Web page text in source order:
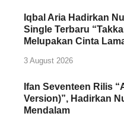
Iqbal Aria Hadirkan
Single Terbaru
Melupakan Cinta
3 August 2026
Ifan Seventeen Rilis
Version)”, Hadirkan
Mendalam